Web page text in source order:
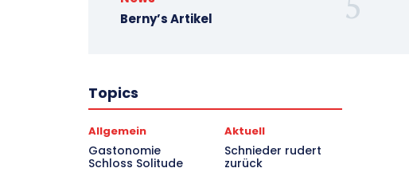
Berny’s Artikel
Topics
Allgemein
Gastonomie
Schloss Solitude
Aktuell
Schnieder rudert
zurück